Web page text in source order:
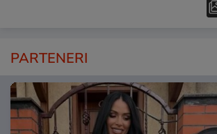
PARTENERI